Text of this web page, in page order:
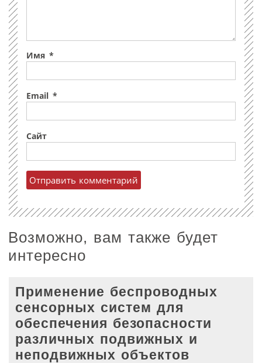
Имя *
Email *
Сайт
Возможно, вам также будет
интересно
Применение беспроводных
сенсорных систем для
обеспечения безопасности
различных подвижных и
неподвижных объектов